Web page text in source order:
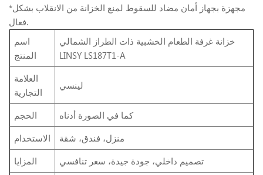
*مجهزة بجهاز أمان مضاد للسقوط لمنع الخزانة من الانقلاب بشكل
فعال.
اسم
المنتج
خزانة غرفة الطعام الخشبية ذات الطراز الشمالي
LINSY LS187T1-A
العلامة
التجارية
لينسي
الحجم
كما في الصورة أدناه
الاستخدام
منزل، فندق، شقة
المزايا
تصميم داخلي، جودة جيدة، سعر تنافسي